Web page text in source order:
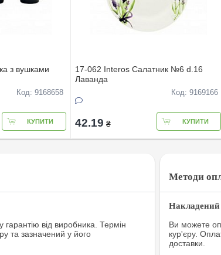
з вушками
Код: 9168658
КУПИТИ
17-062 Interos Салатник №6 d.16
Лаванда
Код: 9169166
42.19 ₴ КУПИТИ
від виробника. Термін
та зазначений у його
Методи
Накладений
Ви можете
кур'єру.
доставки.